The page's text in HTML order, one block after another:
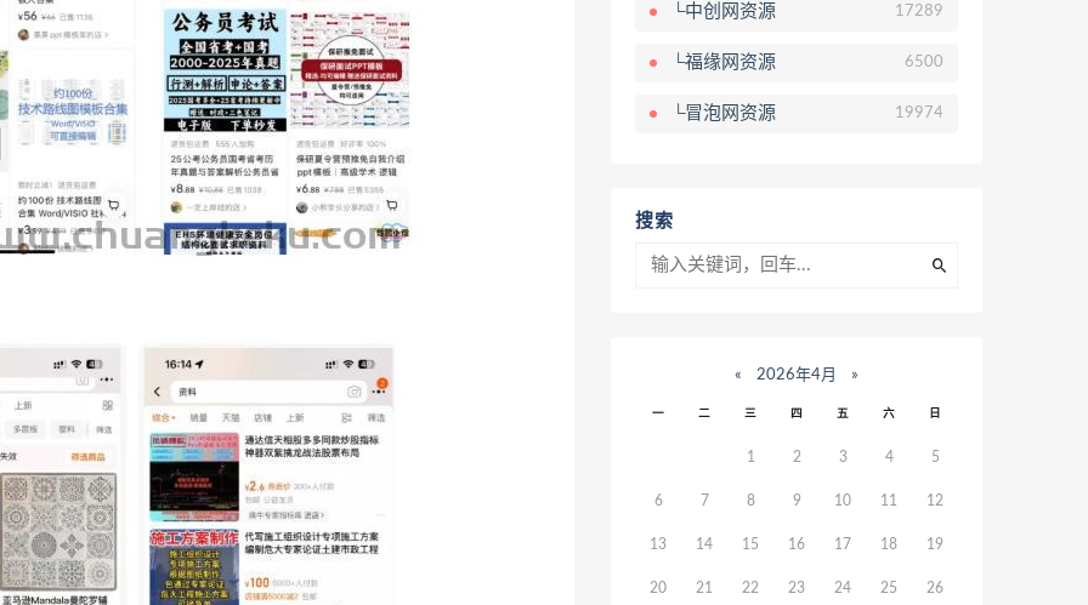
└中创网资源 17289
└福缘网资源 6500
└冒泡网资源 19974
搜索
« 2026年4月 »
一 二 三 四 五 六 日
1 2 3 4 5
6 7 8 9 10 11 12
13 14 15 16 17 18 19
20 21 22 23 24 25 26